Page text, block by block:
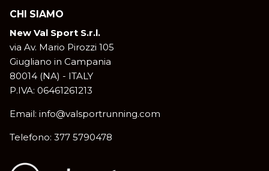
CHI SIAMO
New Val Sport S.r.l.
via Av. Mario Pirozzi 105
Giugliano in Campania
80014 (NA) - ITALY
P.IVA: 06461261213
Email: info@valsportrunning.com
Telefono: 377 5790478